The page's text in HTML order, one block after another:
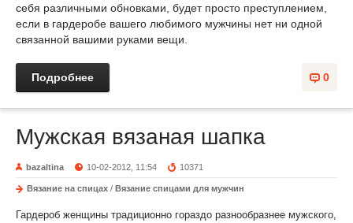
себя различными обновками, будет просто преступлением,
если в гардеробе вашего любимого мужчины нет ни одной
связанной вашими руками вещи.
0
Подробнее
Мужская вязаная шапка
bazaltina 10-02-2012, 11:54 10371
Вязание на спицах / Вязание спицами для мужчин
Гардероб женщины традиционно гораздо разнообразнее мужского,